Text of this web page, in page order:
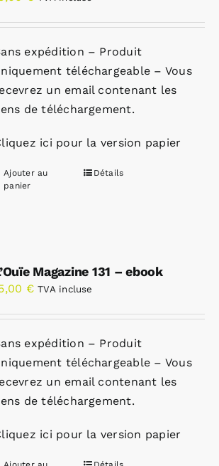
expédition – Produit
téléchargeable – Vous
un email contenant les
de téléchargement.
ici pour la version papier
Ajouter au
panier
Détails
Magazine 131 – ebook
€ TVA incluse
expédition – Produit
téléchargeable – Vous
un email contenant les
de téléchargement.
ici pour la version papier